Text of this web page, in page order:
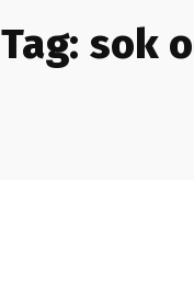
Tag: sok